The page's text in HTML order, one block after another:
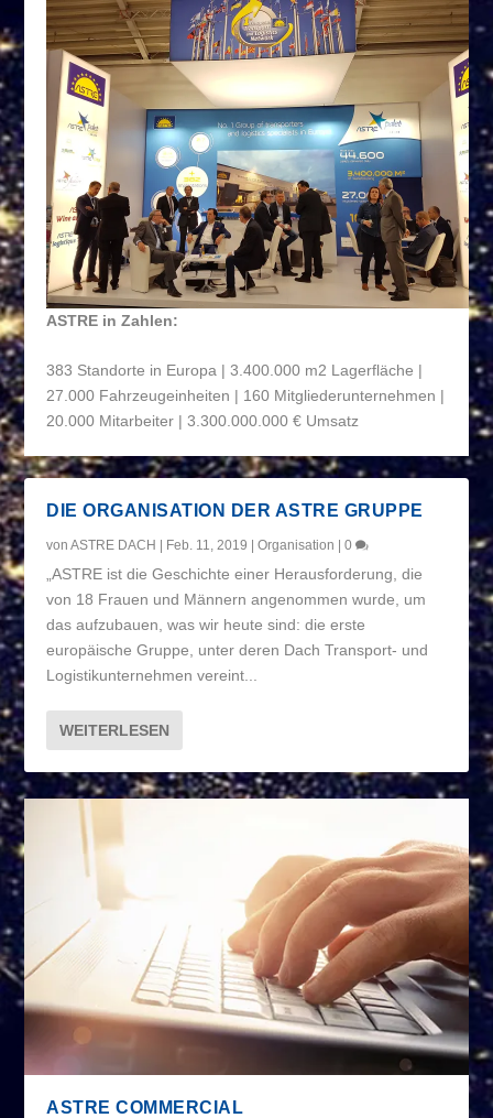
ASTRE in Zahlen:
383 Standorte in Europa | 3.400.000 m2 Lagerfläche |
27.000 Fahrzeugeinheiten | 160 Mitgliederunternehmen |
20.000 Mitarbeiter | 3.300.000.000 € Umsatz
DIE ORGANISATION DER ASTRE GRUPPE
vonASTRE DACH Feb. 11, 2019 |Organisation |0
„ASTRE ist die Geschichte einer Herausforderung, die
von 18 Frauen und Männern angenommen wurde, um
das aufzubauen, was wir heute sind: die erste
europäische Gruppe, unter deren Dach Transport- und
Logistikunternehmen vereint...
WEITERLESEN
ASTRE COMMERCIAL